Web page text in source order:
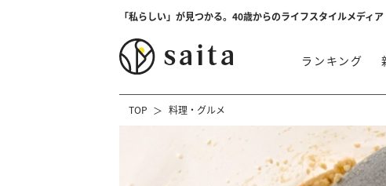
「私らしい」が見つかる。40歳からのライフスタイルメディア
ランキング
TOP 料理・グルメ